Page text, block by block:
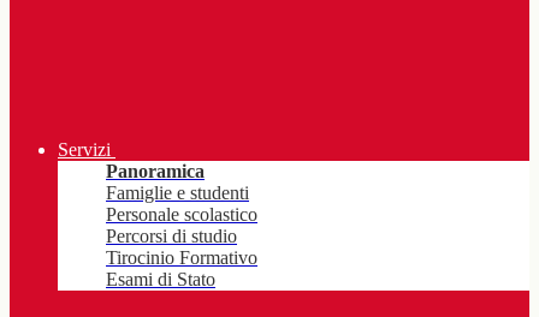
Servizi
Panoramica
Famiglie e studenti
Personale scolastico
Percorsi di studio
Tirocinio Formativo
Esami di Stato